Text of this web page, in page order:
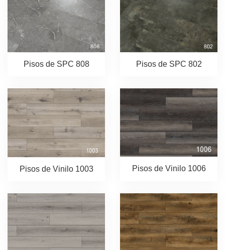
Pisos de SPC 808 Pisos de SPC 802
Pisos de Vinilo 1003 Pisos de Vinilo 1006